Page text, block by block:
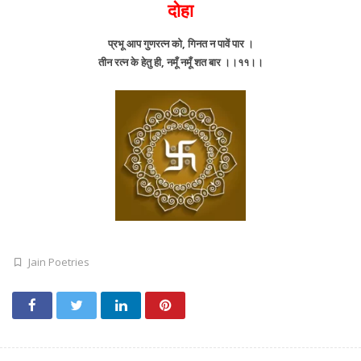
दोहा
प्रभू आप गुणरत्न को, गिनत न पावें पार ।
तीन रत्न के हेतु ही, नमूँ नमूँ शत बार ।।११।।
Jain Poetries